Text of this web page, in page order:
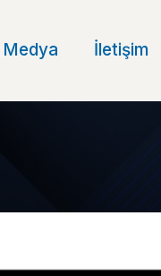
Medya İletişim